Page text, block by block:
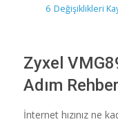
6 Değişiklikleri
Zyxel
Adım Rehber
İnternet hızınız ne